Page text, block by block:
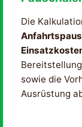
Die
sowie die
Ausrüstung